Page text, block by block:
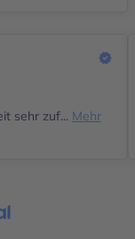
sehr zuf... Mehr